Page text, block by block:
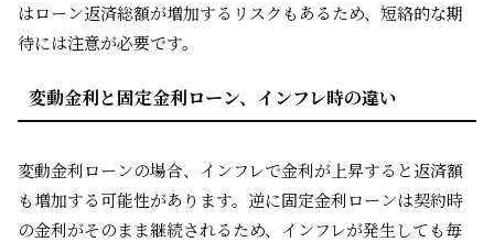
はローン返済総額が増加するリスクもあるため、短絡的な期
待には注意が必要です。
変動金利と固定金利ローン、インフレ時の違い
変動金利ローンの場合、インフレで金利が上昇すると返済額
も増加する可能性があります。逆に固定金利ローンは契約時
の金利がそのまま継続されるため、インフレが発生しても毎